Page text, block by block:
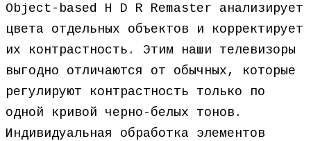
Object-based H D R Remaster анализирует
цвета отдельных объектов и корректирует
их контрастность. Этим наши телевизоры
выгодно отличаются от обычных, которые
регулируют контрастность только по
одной кривой черно-белых тонов.
Индивидуальная обработка элементов